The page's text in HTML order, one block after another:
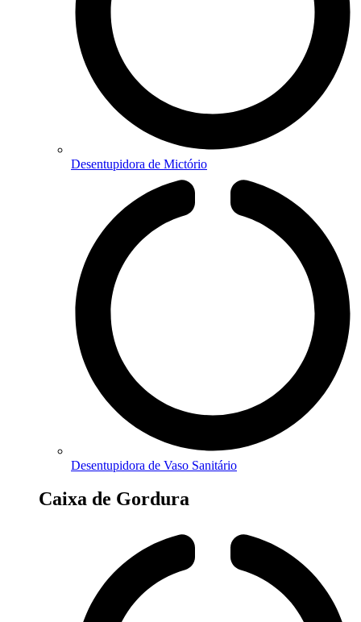
Desentupidora de Mictório
Desentupidora de Vaso Sanitário
Caixa de Gordura